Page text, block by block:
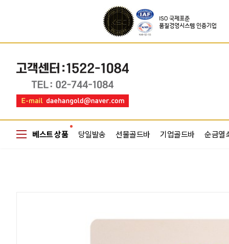
베스트 상품 당일발송 선물골드바 기업골드바 순금열